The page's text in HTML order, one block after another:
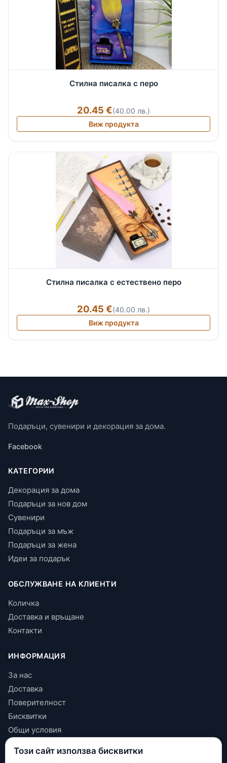
Стилна писалка с перо
20.45 €(40.00 лв.)
Виж продукта
Стилна писалка с естествено перо
20.45 €(40.00 лв.)
Виж продукта
Подаръци, сувенири и декорация за дома.
Facebook
КАТЕГОРИИ
Декорация за дома
Подаръци за нов дом
Сувенири
Подаръци за мъж
Подаръци за жена
Идеи за подарък
ОБСЛУЖВАНЕ НА КЛИЕНТИ
Количка
Доставка и връщане
Контакти
ИНФОРМАЦИЯ
За нас
Доставка
Поверителност
Бисквитки
Общи условия
КОНТАКТИ
Този сайт използва бисквитки